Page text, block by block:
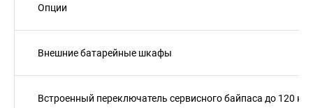
Опции
Внешние батарейные шкафы
Встроенный переключатель сервисного байпаса до 120